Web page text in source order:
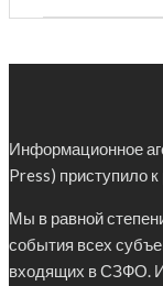
Информационное
Press) приступило
Мы в равной
события всех
входящих в СЗФО.